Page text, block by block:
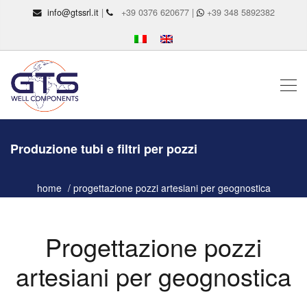
info@gtssrl.it| +39 0376 620677 | +39 348 5892382
Produzione tubi e filtri per pozzi
home progettazione pozzi artesiani per geognostica
Progettazione pozzi
artesiani per geognostica